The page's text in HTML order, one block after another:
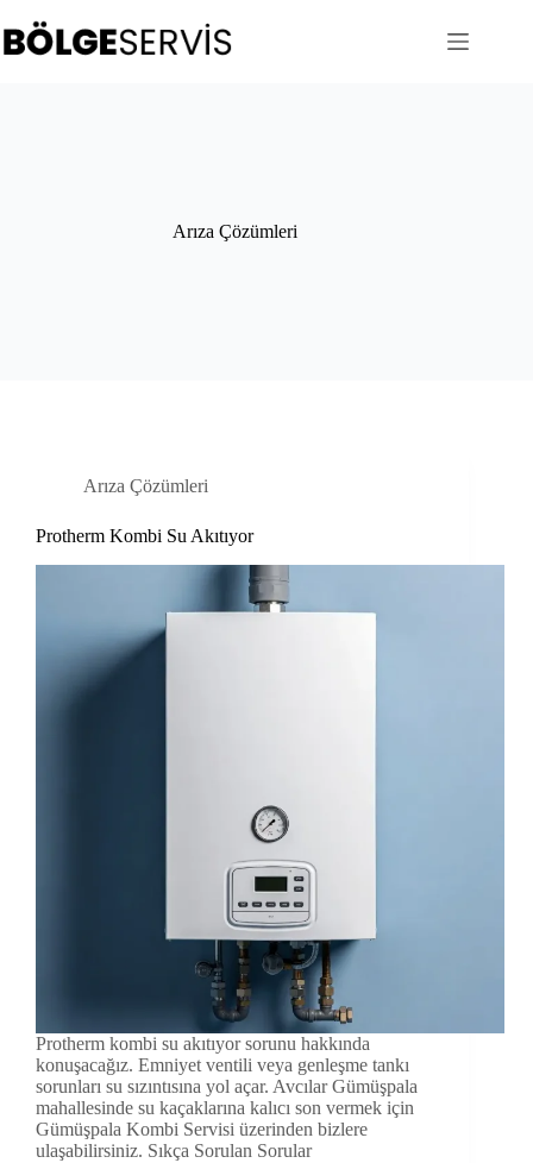
to
content
Arıza Çözümleri
Arıza Çözümleri
Protherm Kombi Su Akıtıyor
Protherm kombi su akıtıyor sorunu hakkında
konuşacağız. Emniyet ventili veya genleşme tankı
sorunları su sızıntısına yol açar. Avcılar Gümüşpala
mahallesinde su kaçaklarına kalıcı son vermek için
Gümüşpala Kombi Servisi üzerinden bizlere
ulaşabilirsiniz. Sıkça Sorulan Sorular